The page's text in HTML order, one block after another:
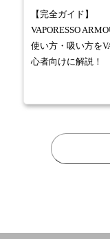
【完全ガイド】
VAPORESSO
使い方・吸い方を
心者向けに解説！